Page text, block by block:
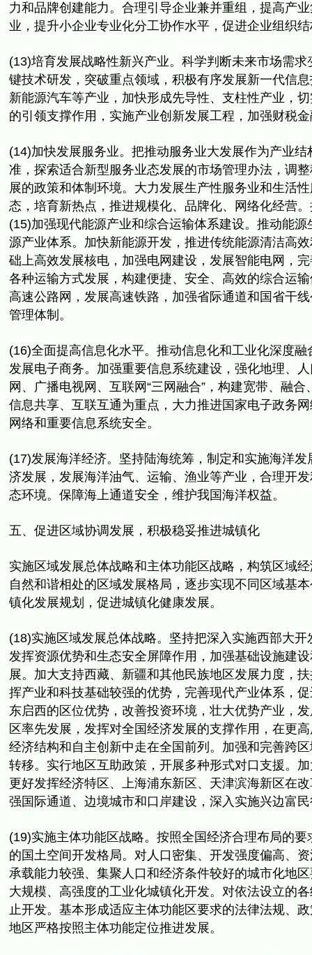
力和品牌创建能力。合理引导企业兼并重组， 提高产
业， 提升小企业专业化分工协作水平，促进企业组织
(13)培育发展战略性新兴产业。 科学判断未来市场需
键技术研发，突破重点领域， 积极有序发展新一代信
新能源汽车等产业，加快形成先导性、 支柱性产业，
的引领支撑作用，实施产业创新发展工程， 加强财税
(14)加快发展服务业。 把推动服务业大发展作为产业
准， 探索适合新型服务业态发展的市场管理办法，调
展的政策和体制环境。 大力发展生产性服务业和生活
态，培育新热点，推进规模化、 品牌化、网络化经营。
(15)加强现代能源产业和综合运输体系建设。 推动能源
源产业体系。加快新能源开发， 推进传统能源清洁高
础上高效发展核电，加强电网建设，发展智能电网，
各种运输方式发展，构建便捷、安全、高效的综合运
高速公路网， 发展高速铁路，加强省际通道和国省干
管理体制。
(16)全面提高信息化水平。推动信息化和工业化深度融
发展电子商务。加强重要信息系统建设，强化地理、
网、
广播电视网、互联网“三网融合”，构建宽带、融合
信息共享、互联互通为重点，大力推进国家电子政务
网络和重要信息系统安全。
(17)发展海洋经济。坚持陆海统筹，制定和实施海洋发
济发展， 发展海洋油气、运输、渔业等产业，合理开
态环境。 保障海上通道安全，维护我国海洋权益。
五、促进区域协调发展，积极稳妥推进城镇化
实施区域发展总体战略和主体功能区战略，构筑区域
自然和谐相处的区域发展格局， 逐步实现不同区域基
镇化发展规划， 促进城镇化健康发展。
(18)实施区域发展总体战略。 坚持把深入实施西部大
发挥资源优势和生态安全屏障作用， 加强基础设施建
展。加大支持西藏、 新疆和其他民族地区发展力度，
挥产业和科技基础较强的优势， 完善现代产业体系，
东启西的区位优势，改善投资环境， 壮大优势产业，
区率先发展，发挥对全国经济发展的支撑作用， 在更
经济结构和自主创新中走在全国前列。 加强和完善跨
转移。实行地区互助政策，开展多种形式对口支援。
更好发挥经济特区、上海浦东新区、 天津滨海新区在
强国际通道、边境城市和口岸建设， 深入实施兴边富
(19)实施主体功能区战略。按照全国经济合理布局的要
的国土空间开发格局。对人口密集、开发强度偏高、
承载能力较强、 集聚人口和经济条件较好的城市化地
大规模、 高强度的工业化城镇化开发。 对依法设立的
止开发。基本形成适应主体功能区要求的法律法规、
地区严格按照主体功能定位推进发展。